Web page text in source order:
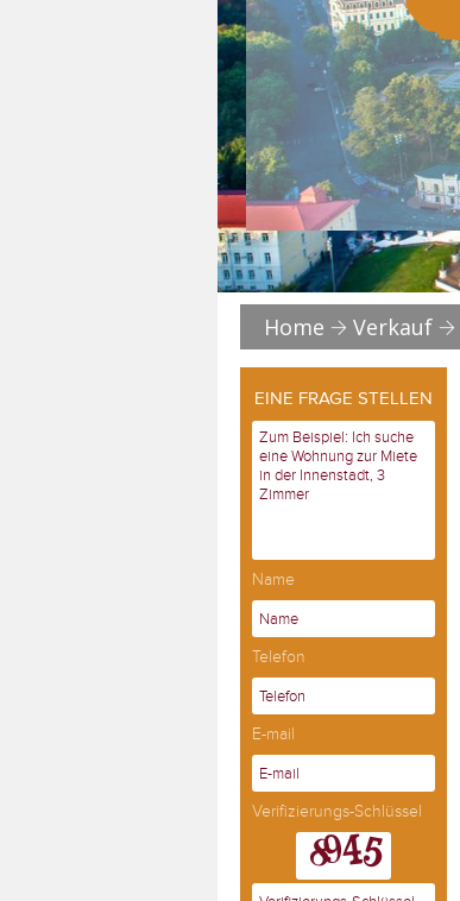
Home Verkauf
EINE FRAGE STELLEN
Name
Telefon
E-mail
Verifizierungs-Schlüssel